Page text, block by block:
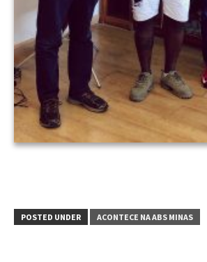
POSTED UNDER ACONTECE NA ABS MINAS